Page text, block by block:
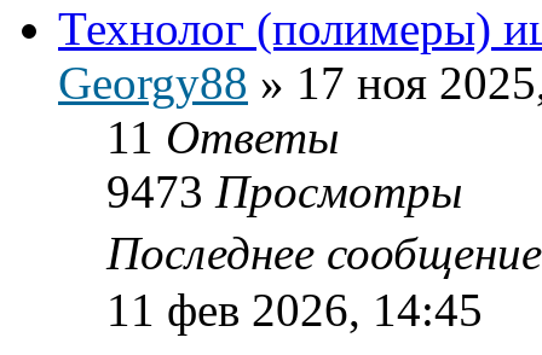
Технолог (полимеры)
Georgy88 » 17 ноя
11 Ответы
9473 Просмотры
Последнее
11 фев 2026, 14:45